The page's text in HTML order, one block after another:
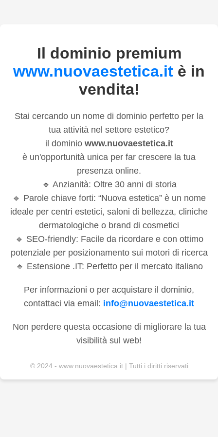
Il dominio premium
www.nuovaestetica.it è in
vendita!
Stai cercando un nome di dominio perfetto per la
tua attività nel settore estetico?
il dominio www.nuovaestetica.it
è un'opportunità unica per far crescere la tua
presenza online.
🔹 Anzianità: Oltre 30 anni di storia
🔹 Parole chiave forti: “Nuova estetica” è un nome
ideale per centri estetici, saloni di bellezza, cliniche
dermatologiche o brand di cosmetici
🔹 SEO-friendly: Facile da ricordare e con ottimo
potenziale per posizionamento sui motori di ricerca
🔹 Estensione .IT: Perfetto per il mercato italiano
Per informazioni o per acquistare il dominio,
contattaci via email: info@nuovaestetica.it
Non perdere questa occasione di migliorare la tua
visibilità sul web!
© 2024 - www.nuovaestetica.it | Tutti i diritti riservati